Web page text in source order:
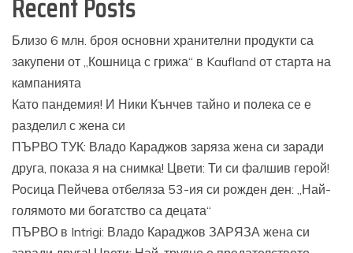
Recent Posts
Близо 6 млн. броя основни хранителни продукти са
закупени от „Кошница с грижа“ в Kaufland от старта на
кампанията
Като пандемия! И Ники Кънчев тайно и полека се е
разделил с жена си
ПЪРВО ТУК: Владо Караджов заряза жена си заради
друга, показа я на снимка! Цвети: Ти си фалшив герой!
Росица Пейчева отбеляза 53-ия си рожден ден: „Най-
голямото ми богатство са децата“
ПЪРВО в Intrigi: Владо Караджов ЗАРЯЗА жена си